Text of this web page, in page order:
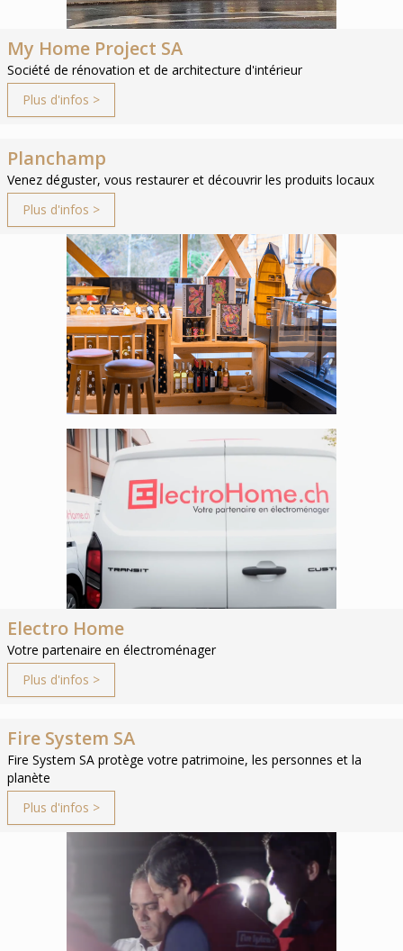
My Home Project SA
Société de rénovation et de architecture d'intérieur
Plus d'infos >
Planchamp
Venez déguster, vous restaurer et découvrir les produits locaux
Plus d'infos >
Electro Home
Votre partenaire en électroménager
Plus d'infos >
Fire System SA
Fire System SA protège votre patrimoine, les personnes et la
planète
Plus d'infos >